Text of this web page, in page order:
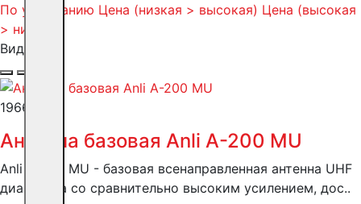
По умолчанию Цена (низкая > высокая) Цена (высокая
> низкая)
Вид:
19666 ₽
Антенна базовая Anli А-200 MU
Anli A-200 MU - базовая всенаправленная антенна UHF
диапазона со сравнительно высоким усилением, дос..